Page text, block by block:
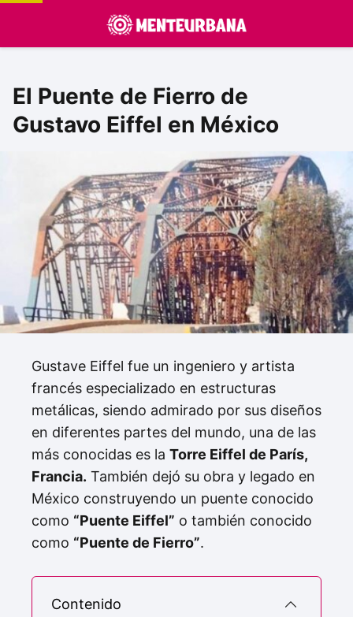
El Puente de Fierro de
Gustavo Eiffel en México
Gustave Eiffel fue un ingeniero y artista
francés especializado en estructuras
metálicas, siendo admirado por sus diseños
en diferentes partes del mundo, una de las
más conocidas es la Torre Eiffel de París,
Francia. También dejó su obra y legado en
México construyendo un puente conocido
como “Puente Eiffel” o también conocido
como “Puente de Fierro”.
Contenido